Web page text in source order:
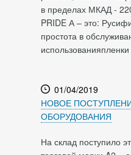
в пределах МКАД -
PRIDE А – это:
простота в
01/04/2019
НОВОЕ
ОБОРУДОВАНИЯ
На склад поступило